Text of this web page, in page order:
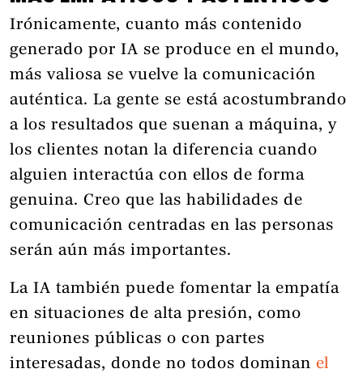
Irónicamente, cuanto más contenido
generado por IA se produce en el mundo,
más valiosa se vuelve la comunicación
auténtica. La gente se está acostumbrando
a los resultados que suenan a máquina, y
los clientes notan la diferencia cuando
alguien interactúa con ellos de forma
genuina. Creo que las habilidades de
comunicación centradas en las personas
serán aún más importantes.
La IA también puede fomentar la empatía
en situaciones de alta presión, como
reuniones públicas o con partes
interesadas, donde no todos dominan el